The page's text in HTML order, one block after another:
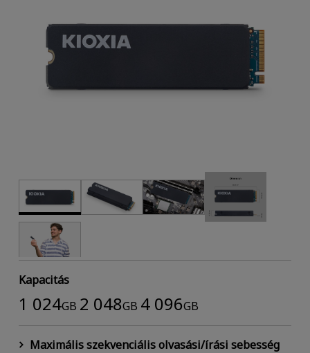
Kapacitás
1 024GB 2 048GB 4 096GB
Maximális szekvenciális olvasási/írási sebesség